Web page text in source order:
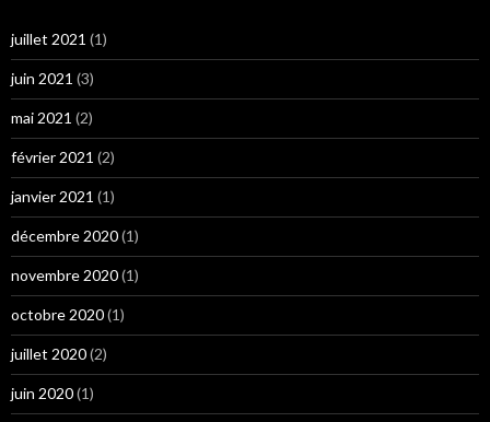
juillet 2021 (1)
juin 2021 (3)
mai 2021 (2)
février 2021 (2)
janvier 2021 (1)
décembre 2020(1)
novembre 2020(1)
octobre 2020(1)
juillet 2020(2)
juin 2020(1)